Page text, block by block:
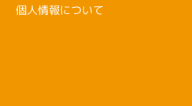
個人情報について